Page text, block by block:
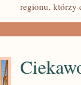
regionu, którzy